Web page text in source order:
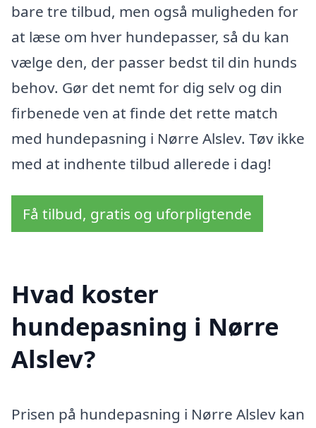
bare tre tilbud, men også muligheden for
at læse om hver hundepasser, så du kan
vælge den, der passer bedst til din hunds
behov. Gør det nemt for dig selv og din
firbenede ven at finde det rette match
med hundepasning i Nørre Alslev. Tøv ikke
med at indhente tilbud allerede i dag!
Få tilbud, gratis og uforpligtende
Hvad koster
hundepasning i Nørre
Alslev?
Prisen på hundepasning i Nørre Alslev kan